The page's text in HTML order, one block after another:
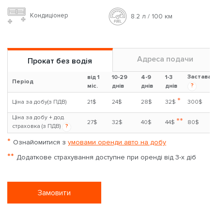
Кондиціонер 8.2 л / 100 км
Прокат без водія Адреса подачи
Період
від 1
міс.
10-29
днів
4-9
днів
1-3
днів
Застава
?
Ціна за добу(з ПДВ) 21$ 24$ 28$ 32$ * 300$
Ціна за добу + дод.
страховка (з ПДВ)
?
27$ 32$ 40$ 44$ ** 80$
* Ознайомитися з умовами оренди авто на добу
** Додаткове страхування доступне при оренді від 3-х діб
Замовити